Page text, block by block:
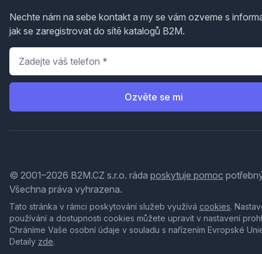
Nechte nám na sebe kontakt a my se vám ozveme s
jak se zaregistrovat do sítě katalogů B2M.
Telefon
Ozvěte se mi
© 2001–2026 B2M.CZ s.r.o. ráda poskytuje pomoc
Všechna práva vyhrazena.
Tato stránka v rámci poskytování služeb využívá cookies.
používání a dostupnosti cookies můžete upravit v nastavení
Chráníme Vaše osobní údaje v souladu s nařízením Evropské
Detaily zde.